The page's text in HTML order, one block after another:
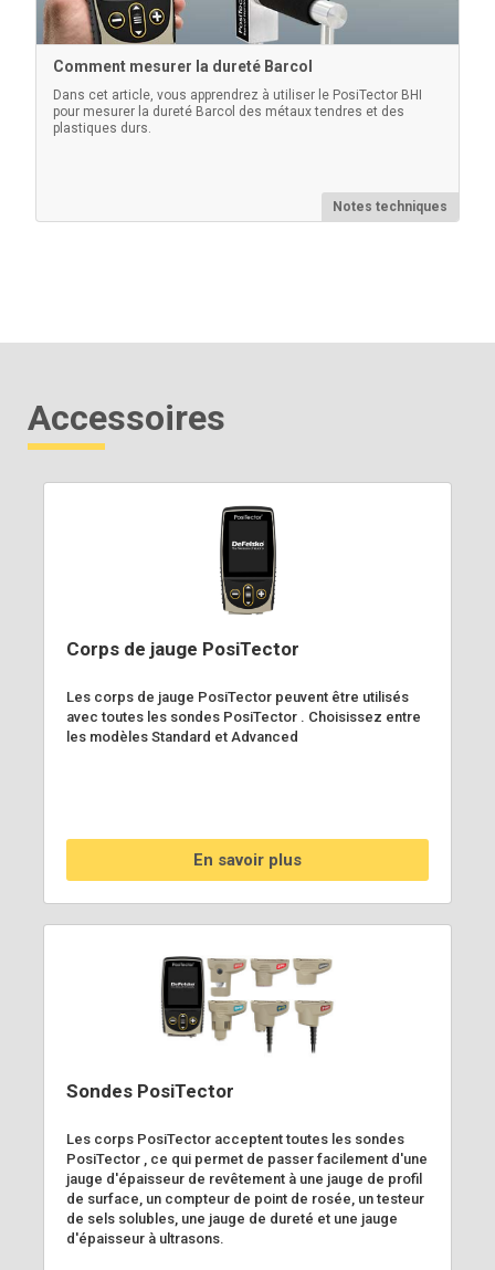
Comment mesurer la dureté Barcol
Dans cet article, vous apprendrez à utiliser le PosiTector BHI
pour mesurer la dureté Barcol des métaux tendres et des
plastiques durs.
Notes techniques
Accessoires
Corps de jauge PosiTector
Les corps de jauge PosiTector peuvent être utilisés
avec toutes les sondes PosiTector . Choisissez entre
les modèles Standard et Advanced
En savoir plus
Sondes PosiTector
Les corps PosiTector acceptent toutes les sondes
PosiTector , ce qui permet de passer facilement d'une
jauge d'épaisseur de revêtement à une jauge de profil
de surface, un compteur de point de rosée, un testeur
de sels solubles, une jauge de dureté et une jauge
d'épaisseur à ultrasons.